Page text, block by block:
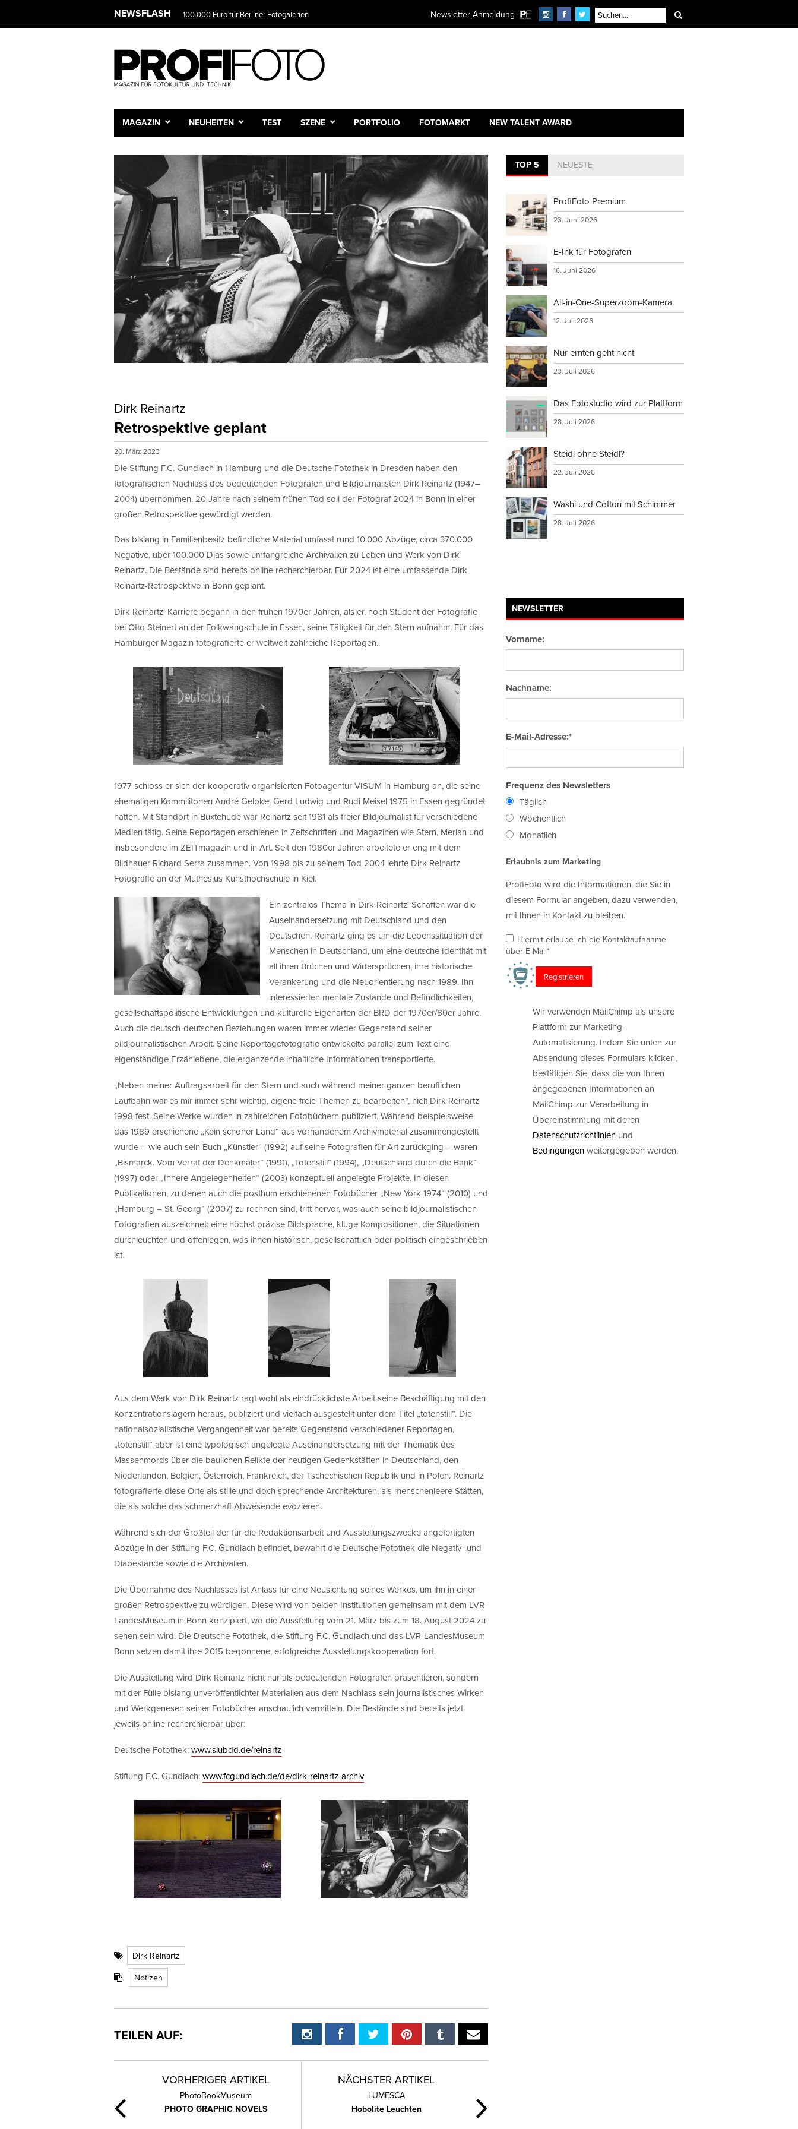
NEWSFLASH 100.000 Euro für Berliner Fotogalerien Newsletter-Anmeldung
MAGAZIN NEUHEITEN TEST SZENE PORTFOLIO FOTOMARKT NEW TALENT AWARD
Dirk Reinartz
Retrospektive geplant
20. März 2023
Die Stiftung F.C. Gundlach in Hamburg und die Deutsche Fotothek in Dresden haben den
fotografischen Nachlass des bedeutenden Fotografen und Bildjournalisten Dirk Reinartz (1947–
2004) übernommen. 20 Jahre nach seinem frühen Tod soll der Fotograf 2024 in Bonn in einer
großen Retrospektive gewürdigt werden.
Das bislang in Familienbesitz befindliche Material umfasst rund 10.000 Abzüge, circa 370.000
Negative, über 100.000 Dias sowie umfangreiche Archivalien zu Leben und Werk von Dirk
Reinartz. Die Bestände sind bereits online recherchierbar. Für 2024 ist eine umfassende Dirk
Reinartz-Retrospektive in Bonn geplant.
Dirk Reinartz‘ Karriere begann in den frühen 1970er Jahren, als er, noch Student der Fotografie
bei Otto Steinert an der Folkwangschule in Essen, seine Tätigkeit für den Stern aufnahm. Für das
Hamburger Magazin fotografierte er weltweit zahlreiche Reportagen.
1977 schloss er sich der kooperativ organisierten Fotoagentur VISUM in Hamburg an, die seine
ehemaligen Kommilitonen André Gelpke, Gerd Ludwig und Rudi Meisel 1975 in Essen gegründet
hatten. Mit Standort in Buxtehude war Reinartz seit 1981 als freier Bildjournalist für verschiedene
Medien tätig. Seine Reportagen erschienen in Zeitschriften und Magazinen wie Stern, Merian und
insbesondere im ZEITmagazin und in Art. Seit den 1980er Jahren arbeitete er eng mit dem
Bildhauer Richard Serra zusammen. Von 1998 bis zu seinem Tod 2004 lehrte Dirk Reinartz
Fotografie an der Muthesius Kunsthochschule in Kiel.
Ein zentrales Thema in Dirk Reinartz‘ Schaffen war die
Auseinandersetzung mit Deutschland und den
Deutschen. Reinartz ging es um die Lebenssituation der
Menschen in Deutschland, um eine deutsche Identität mit
all ihren Brüchen und Widersprüchen, ihre historische
Verankerung und die Neuorientierung nach 1989. Ihn
interessierten mentale Zustände und Befindlichkeiten,
gesellschaftspolitische Entwicklungen und kulturelle Eigenarten der BRD der 1970er/80er Jahre.
Auch die deutsch-deutschen Beziehungen waren immer wieder Gegenstand seiner
bildjournalistischen Arbeit. Seine Reportagefotografie entwickelte parallel zum Text eine
eigenständige Erzählebene, die ergänzende inhaltliche Informationen transportierte.
„Neben meiner Auftragsarbeit für den Stern und auch während meiner ganzen beruflichen
Laufbahn war es mir immer sehr wichtig, eigene freie Themen zu bearbeiten“, hielt Dirk Reinartz
1998 fest. Seine Werke wurden in zahlreichen Fotobüchern publiziert. Während beispielsweise
das 1989 erschienene „Kein schöner Land“ aus vorhandenem Archivmaterial zusammengestellt
wurde – wie auch sein Buch „Künstler“ (1992) auf seine Fotografien für Art zurückging – waren
„Bismarck. Vom Verrat der Denkmäler“ (1991), „Totenstill“ (1994), „Deutschland durch die Bank“
(1997) oder „Innere Angelegenheiten“ (2003) konzeptuell angelegte Projekte. In diesen
Publikationen, zu denen auch die posthum erschienenen Fotobücher „New York 1974“ (2010) und
„Hamburg – St. Georg“ (2007) zu rechnen sind, tritt hervor, was auch seine bildjournalistischen
Fotografien auszeichnet: eine höchst präzise Bildsprache, kluge Kompositionen, die Situationen
durchleuchten und offenlegen, was ihnen historisch, gesellschaftlich oder politisch eingeschrieben
ist.
Aus dem Werk von Dirk Reinartz ragt wohl als eindrücklichste Arbeit seine Beschäftigung mit den
Konzentrationslagern heraus, publiziert und vielfach ausgestellt unter dem Titel „totenstill“. Die
nationalsozialistische Vergangenheit war bereits Gegenstand verschiedener Reportagen,
„totenstill“ aber ist eine typologisch angelegte Auseinandersetzung mit der Thematik des
Massenmords über die baulichen Relikte der heutigen Gedenkstätten in Deutschland, den
Niederlanden, Belgien, Österreich, Frankreich, der Tschechischen Republik und in Polen. Reinartz
fotografierte diese Orte als stille und doch sprechende Architekturen, als menschenleere Stätten,
die als solche das schmerzhaft Abwesende evozieren.
Während sich der Großteil der für die Redaktionsarbeit und Ausstellungszwecke angefertigten
Abzüge in der Stiftung F.C. Gundlach befindet, bewahrt die Deutsche Fotothek die Negativ- und
Diabestände sowie die Archivalien.
Die Übernahme des Nachlasses ist Anlass für eine Neusichtung seines Werkes, um ihn in einer
großen Retrospektive zu würdigen. Diese wird von beiden Institutionen gemeinsam mit dem LVR-
LandesMuseum in Bonn konzipiert, wo die Ausstellung vom 21. März bis zum 18. August 2024 zu
sehen sein wird. Die Deutsche Fotothek, die Stiftung F.C. Gundlach und das LVR-LandesMuseum
Bonn setzen damit ihre 2015 begonnene, erfolgreiche Ausstellungskooperation fort.
Die Ausstellung wird Dirk Reinartz nicht nur als bedeutenden Fotografen präsentieren, sondern
mit der Fülle bislang unveröffentlichter Materialien aus dem Nachlass sein journalistisches Wirken
und Werkgenesen seiner Fotobücher anschaulich vermitteln. Die Bestände sind bereits jetzt
jeweils online recherchierbar über:
Deutsche Fotothek:www.slubdd.de/reinartz
Stiftung F.C. Gundlach:www.fcgundlach.de/de/dirk-reinartz-archiv
Dirk Reinartz
Notizen
TEILEN AUF:
VORHERIGER ARTIKEL
PhotoBookMuseum
PHOTO GRAPHIC NOVELS
NÄCHSTER ARTIKEL
LUMESCA
Hobolite Leuchten
TOP 5 NEUESTE
ProfiFoto Premium
23. Juni 2026
E-Ink für Fotografen
16. Juni 2026
All-in-One-Superzoom-Kamera
12. Juli 2026
Nur ernten geht nicht
23. Juli 2026
Das Fotostudio wird zur Plattform
28. Juli 2026
Steidl ohne Steidl?
22. Juli 2026
Washi und Cotton mit Schimmer
28. Juli 2026
NEWSLETTER
Vorname:
Nachname:
E-Mail-Adresse:*
Frequenz des Newsletters
Täglich
Wöchentlich
Monatlich
Erlaubnis zum Marketing
ProfiFoto wird die Informationen, die Sie in
diesem Formular angeben, dazu verwenden,
mit Ihnen in Kontakt zu bleiben.
Hiermit erlaube ich die Kontaktaufnahme
über E-Mail*
Wir verwenden MailChimp als unsere
Plattform zur Marketing-
Automatisierung. Indem Sie unten zur
Absendung dieses Formulars klicken,
bestätigen Sie, dass die von Ihnen
angegebenen Informationen an
MailChimp zur Verarbeitung in
Übereinstimmung mit deren
Datenschutzrichtlinien und
Bedingungenweitergegeben werden.